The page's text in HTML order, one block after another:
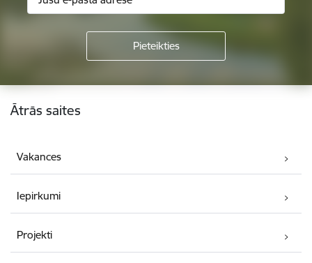
Kājene
Ātrās saites
Vakances
Iepirkumi
Projekti